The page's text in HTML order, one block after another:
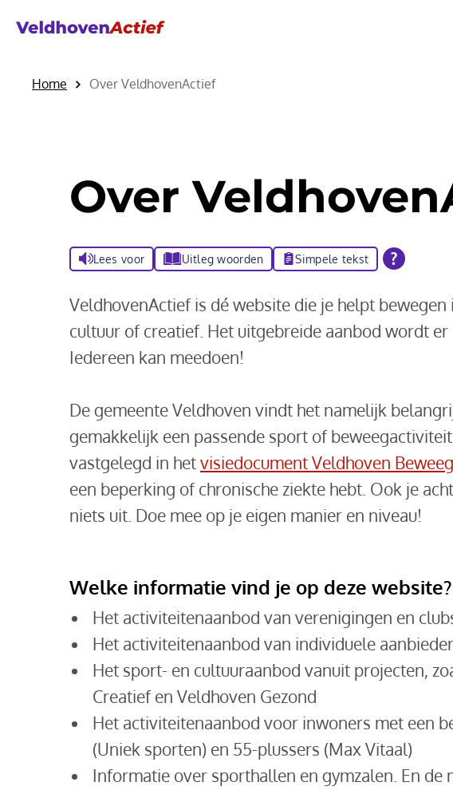
Home Over VeldhovenActief
Over
Lees voor Uitleg woorden Simpele tekst
VeldhovenActief is dé website die je helpt
cultuur of creatief. Het uitgebreide aanbod wordt
Iedereen kan meedoen!
De gemeente Veldhoven vindt het namelijk
gemakkelijk een passende sport of
vastgelegd in hetvisiedocument Veldhoven
een beperking of chronische ziekte hebt. Ook je
niets uit. Doe mee op je eigen manier en niveau!
Welke informatie vind je op deze website?
Het activiteitenaanbod van verenigingen en
Het activiteitenaanbod van individuele
Het sport- en cultuuraanbod vanuit projecten,
Creatief en Veldhoven Gezond
Het activiteitenaanbod voor inwoners met een
(Uniek sporten) en 55-plussers (Max Vitaal)
Informatie over sporthallen en gymzalen. En de